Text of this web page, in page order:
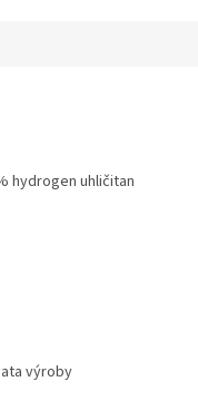
hydrogen uhličitan
výroby